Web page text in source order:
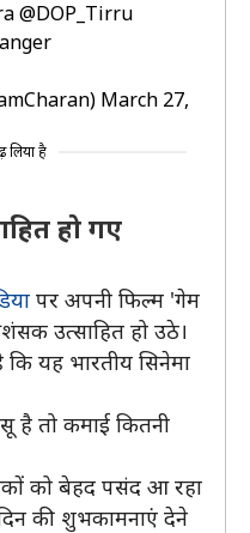
@DOP_Tirru
March 27,
लिया है
हो गए
पर अपनी फिल्म 'गेम
उत्साहित हो उठे।
कि यह भारतीय सिनेमा
है तो कमाई कितनी
को बेहद पसंद आ रहा
की शुभकामनाएं देने